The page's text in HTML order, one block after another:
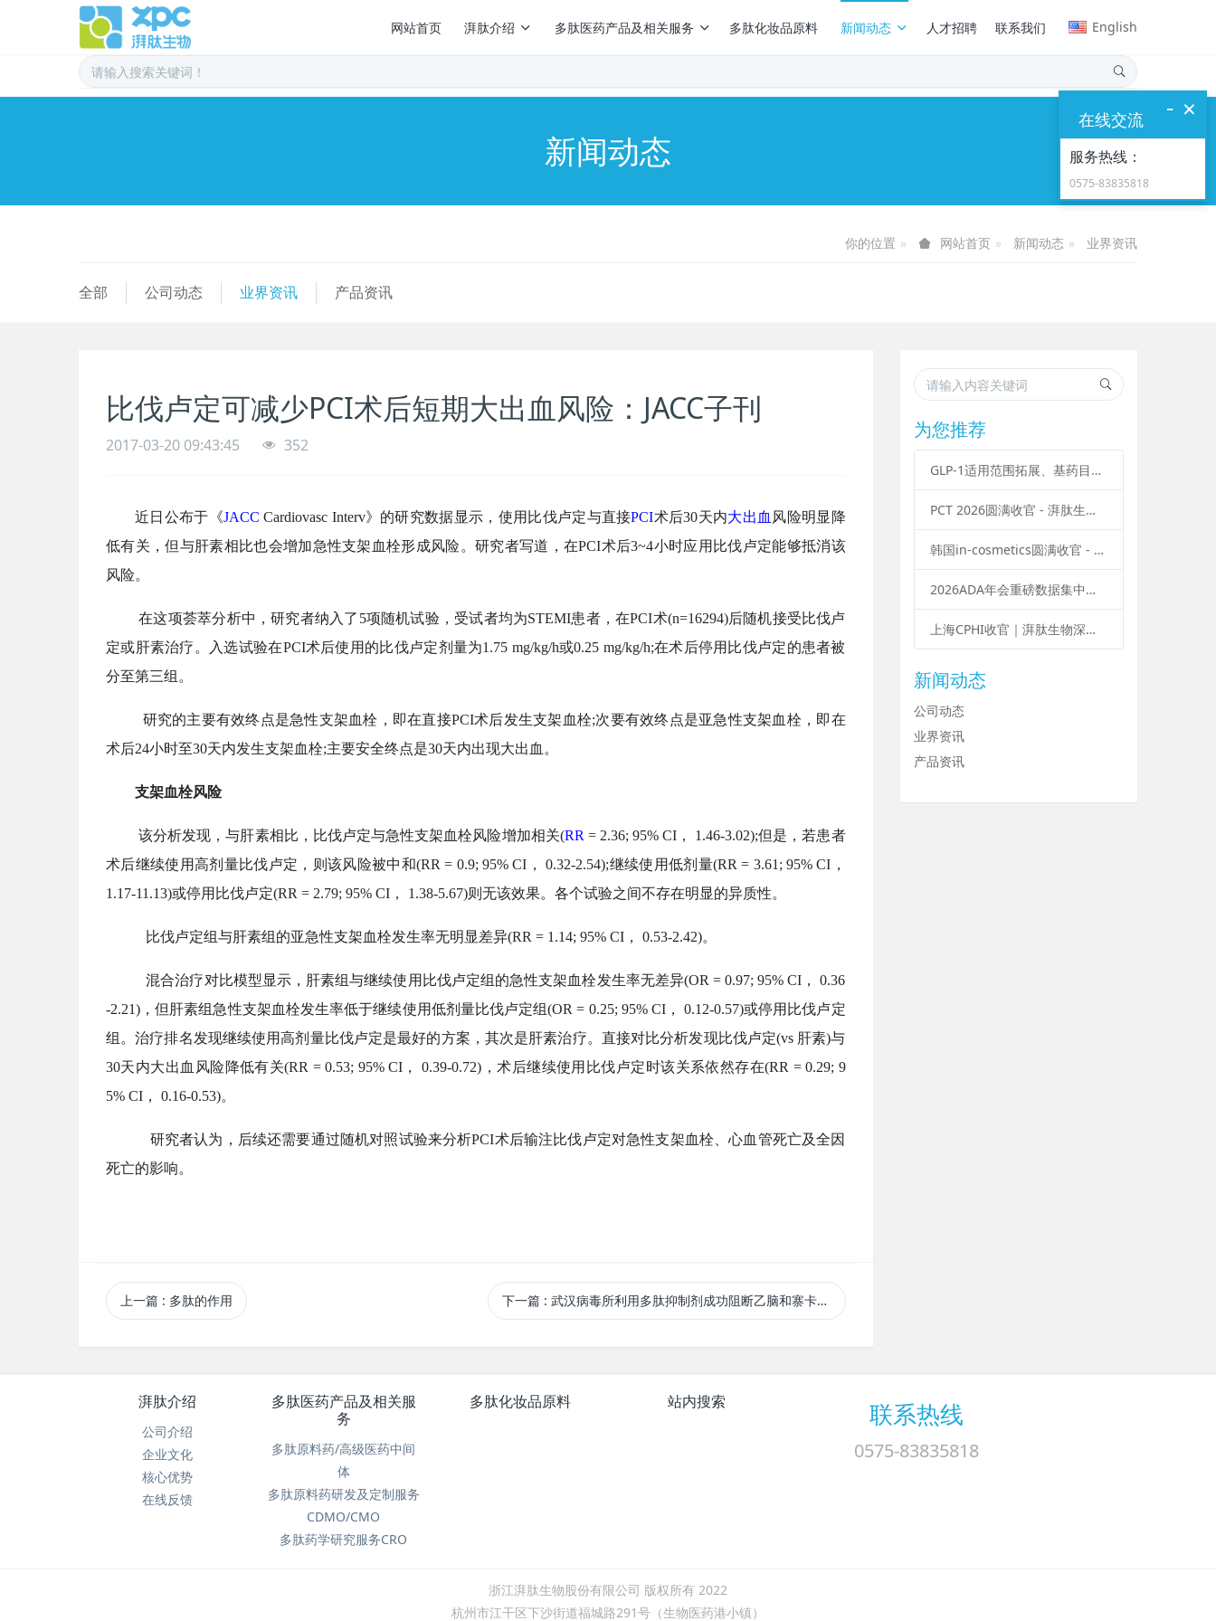
English
网站首页 湃肽介绍 多肽医药产品及相关服务 多肽化妆品原料 新闻动态 人才招聘 联系我们
新闻动态
你的位置 网站首页 新闻动态 业界资讯
全部 公司动态 业界资讯 产品资讯
比伐卢定可减少PCI术后短期大出血风险：JACC子刊
2017-03-20 09:43:45 352
近日公布于《JACC Cardiovasc Interv》的研究数据显示，使用比伐卢定与直接PCI术后30天内大出血 风险明显降
低有关，但与肝素相比也会增加急性支架血栓形成风险。研究者写道，在PCI术后3~4小时应用比伐卢定能够抵消该
风险。
在这项荟萃分析中，研究者纳入了5项随机试验，受试者均为STEMI患者，在PCI术(n=16294)后随机接受比伐卢
定或肝素治疗。入选试验在PCI术后使用的比伐卢定剂量为1.75 mg/kg/h或0.25 mg/kg/h;在术后停用比伐卢定的患者被
分至第三组。
研究的主要有效终点是急性支架血栓，即在直接PCI术后发生支架血栓;次要有效终点是亚急性支架血栓，即在
术后24小时至30天内发生支架血栓;主要安全终点是30天内出现大出血。
支架血栓风险
该分析发现，与肝素相比，比伐卢定与急性支架血栓风险增加相关(RR = 2.36; 95% CI， 1.46-3.02);但是，若患者
术后继续使用高剂量比伐卢定，则该风险被中和(RR = 0.9; 95% CI， 0.32-2.54);继续使用低剂量(RR = 3.61; 95% CI，
1.17-11.13)或停用比伐卢定(RR = 2.79; 95% CI， 1.38-5.67)则无该效果。各个试验之间不存在明显的异质性。
比伐卢定组与肝素组的亚急性支架血栓发生率无明显差异(RR = 1.14; 95% CI， 0.53-2.42)。
混合治疗对比模型显示，肝素组与继续使用比伐卢定组的急性支架血栓发生率无差异(OR = 0.97; 95% CI， 0.36
-2.21)，但肝素组急性支架血栓发生率低于继续使用低剂量比伐卢定组(OR = 0.25; 95% CI， 0.12-0.57)或停用比伐卢定
组。治疗排名发现继续使用高剂量比伐卢定是最好的方案，其次是肝素治疗。直接对比分析发现比伐卢定(vs 肝素)与
30天内大出血风险降低有关(RR = 0.53; 95% CI， 0.39-0.72)，术后继续使用比伐卢定时该关系依然存在(RR = 0.29; 9
5% CI， 0.16-0.53)。
研究者认为，后续还需要通过随机对照试验来分析PCI术后输注比伐卢定对急性支架血栓、心血管死亡及全因
死亡的影响。
上一篇 : 多肽的作用 下一篇 : 武汉病毒所利用多肽抑制剂成功阻断乙脑和寨卡病毒感染
为您推荐
GLP-1适用范围拓展、基药目录政策落地，多肽产业迎来多重结构性变化
PCT 2026圆满收官 - 湃肽生物：聚焦创新，解锁多肽抗衰新赛道
韩国in-cosmetics圆满收官 - 湃肽生物：肽创未来，科技赋能亚洲美妆新势能
2026ADA年会重磅数据集中释放：GLP-1 拓展减重、OSA、脂肪肝等多元适应症
上海CPHI收官｜湃肽生物深耕多肽领域，赋能全球医药产业！
新闻动态
公司动态
业界资讯
产品资讯
湃肽介绍
公司介绍
企业文化
核心优势
在线反馈
多肽医药产品及相关服
务
多肽原料药/高级医药中间
体
多肽原料药研发及定制服务
CDMO/CMO
多肽药学研究服务CRO
多肽化妆品原料 站内搜索 联系热线
0575-83835818
浙江湃肽生物股份有限公司 版权所有 2022
杭州市江干区下沙街道福城路291号（生物医药港小镇）
×
-
在线交流
服务热线：
0575-83835818